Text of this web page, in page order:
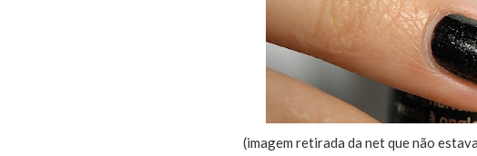
(imagem retirada da net que não